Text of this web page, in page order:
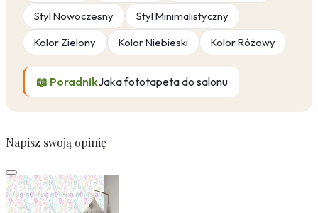
Styl Nowoczesny
Styl Minimalistyczny
Kolor Zielony
Kolor Niebieski Kolor Różowy
📖 PoradnikJaka fototapeta do salonu
Napisz swoją opinię